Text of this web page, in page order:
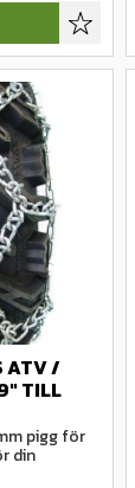
Lägg
ATV /
TILL
pigg för
din